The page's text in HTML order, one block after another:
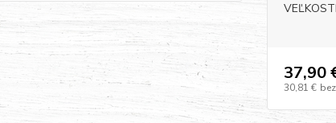
VEĽKOSTI
37,90
30,81 €